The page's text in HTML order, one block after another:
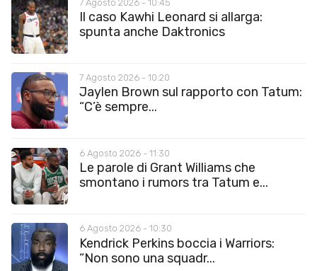
7 Agosto 2026 - 10:45
Il caso Kawhi Leonard si allarga:
spunta anche Daktronics
7 Agosto 2026 - 10:20
Jaylen Brown sul rapporto con Tatum:
“C’è sempre...
6 Agosto 2026 - 11:30
Le parole di Grant Williams che
smontano i rumors tra Tatum e...
6 Agosto 2026 - 10:30
Kendrick Perkins boccia i Warriors:
“Non sono una squadr...